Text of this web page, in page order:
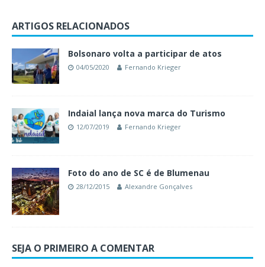
ARTIGOS RELACIONADOS
Bolsonaro volta a participar de atos
04/05/2020 Fernando Krieger
Indaial lança nova marca do Turismo
12/07/2019 Fernando Krieger
Foto do ano de SC é de Blumenau
28/12/2015 Alexandre Gonçalves
SEJA O PRIMEIRO A COMENTAR